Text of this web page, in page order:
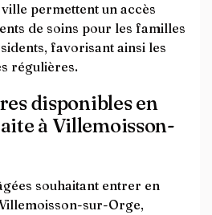
permettent un accès
de soins pour les familles
favorisant ainsi les
régulières.
disponibles en
à Villemoisson-
souhaitant entrer en
sur-Orge,